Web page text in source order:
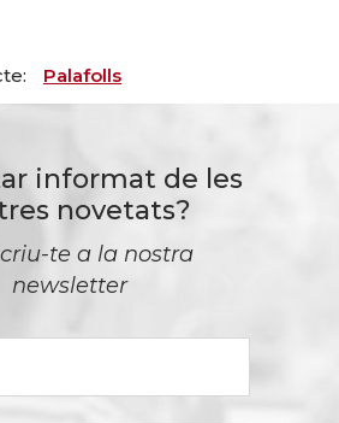
Palafolls
informat de les
novetats?
te a la nostra
newsletter